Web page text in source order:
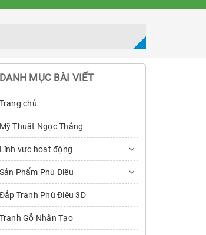
DANH MỤC BÀI VIẾT
Trang chủ
Mỹ Thuật Ngọc Thắng
Lĩnh vực hoạt động
Sản Phẩm Phù Điêu
Đắp Tranh Phù Điêu 3D
Tranh Gỗ Nhân Tạo